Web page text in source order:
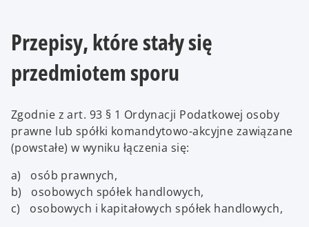
Przepisy, które stały się
przedmiotem sporu
Zgodnie z art. 93 § 1 Ordynacji Podatkowej osoby
prawne lub spółki komandytowo-akcyjne zawiązane
(powstałe) w wyniku łączenia się:
a) osób prawnych,
b) osobowych spółek handlowych,
c) osobowych i kapitałowych spółek handlowych,